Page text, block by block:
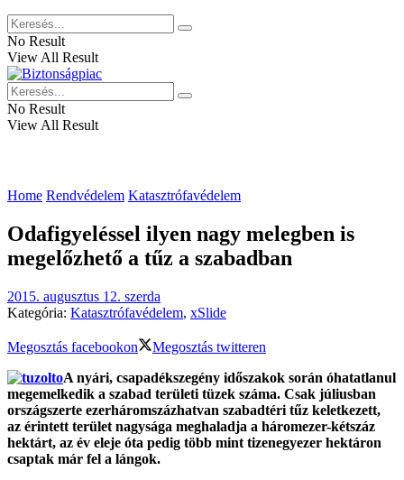
No Result
View All Result
No Result
View All Result
Home Rendvédelem Katasztrófavédelem
Odafigyeléssel ilyen nagy melegben is
megelőzhető a tűz a szabadban
2015. augusztus 12. szerda
Kategória: Katasztrófavédelem, xSlide
Megosztás facebookon
Megosztás twitteren
A nyári, csapadékszegény időszakok során óhatatlanul
megemelkedik a szabad területi tüzek száma. Csak júliusban
országszerte ezerháromszázhatvan szabadtéri tűz keletkezett,
az érintett terület nagysága meghaladja a háromezer-kétszáz
hektárt, az év eleje óta pedig több mint tizenegyezer hektáron
csaptak már fel a lángok.